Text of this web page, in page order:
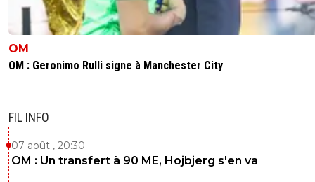
OM
OM : Geronimo Rulli signe à Manchester City
FIL INFO
07 août , 20:30
OM : Un transfert à 90 ME, Hojbjerg s'en va